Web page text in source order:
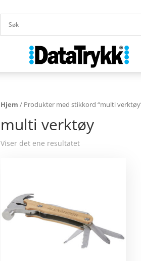
Hjem / Produkter med stikkord “multi
multi verktøy
Viser det ene resultatet